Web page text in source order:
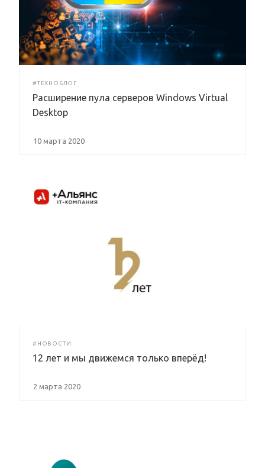
#ТЕХНОБЛОГ
Расширение пула серверов Windows Virtual
Desktop
10 марта 2020
#НОВОСТИ
12 лет и мы движемся только вперёд!
2 марта 2020